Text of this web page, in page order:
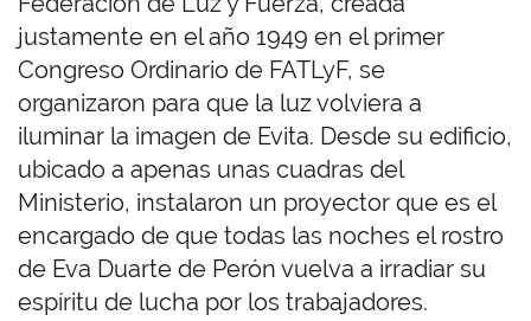
justamente en el año 1949 en el primer
Congreso Ordinario de FATLyF, se
organizaron para que la luz volviera a
iluminar la imagen de Evita. Desde su edificio,
ubicado a apenas unas cuadras del
Ministerio, instalaron un proyector que es el
encargado de que todas las noches el rostro
de Eva Duarte de Perón vuelva a irradiar su
espíritu de lucha por los trabajadores.